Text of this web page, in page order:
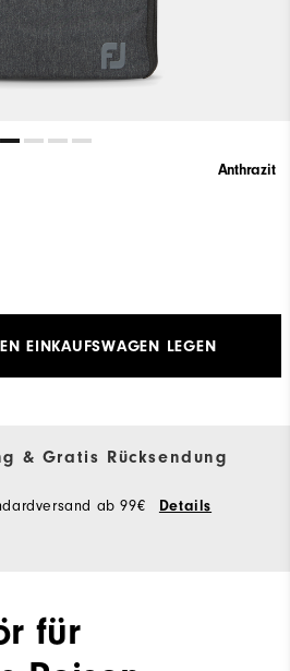
Anthrazit
EINKAUFSWAGEN LEGEN
& Gratis Rücksendung
ab 99€ Details
für